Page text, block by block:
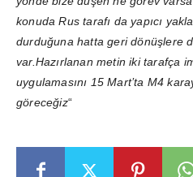
konuda Rus tarafı da yapıcı
durduğuna hatta geri dönüşlere
var.Hazırlanan metin iki tarafça
uygulamasını 15 Mart’ta M4
göreceğiz“